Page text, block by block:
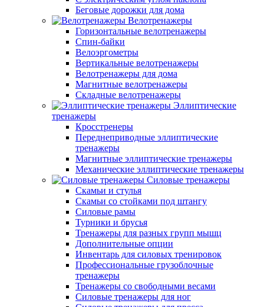
Беговые дорожки для дома
Велотренажеры
Горизонтальные велотренажеры
Спин-байки
Велоэргометры
Вертикальные велотренажеры
Велотренажеры для дома
Магнитные велотренажеры
Складные велотренажеры
Эллиптические
тренажеры
Кросстренеры
Переднеприводные эллиптические
тренажеры
Магнитные эллиптические тренажеры
Механические эллиптические тренажеры
Силовые тренажеры
Скамьи и стулья
Скамьи со стойками под штангу
Силовые рамы
Турники и брусья
Тренажеры для разных групп мышц
Дополнительные опции
Инвентарь для силовых тренировок
Профессиональные грузоблочные
тренажеры
Тренажеры со свободными весами
Силовые тренажеры для ног